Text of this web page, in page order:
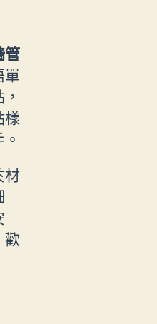
管
單
樣
材
歡